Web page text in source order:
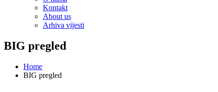
Kontakt
About us
Arhiva vijesti
BIG pregled
Home
BIG pregled